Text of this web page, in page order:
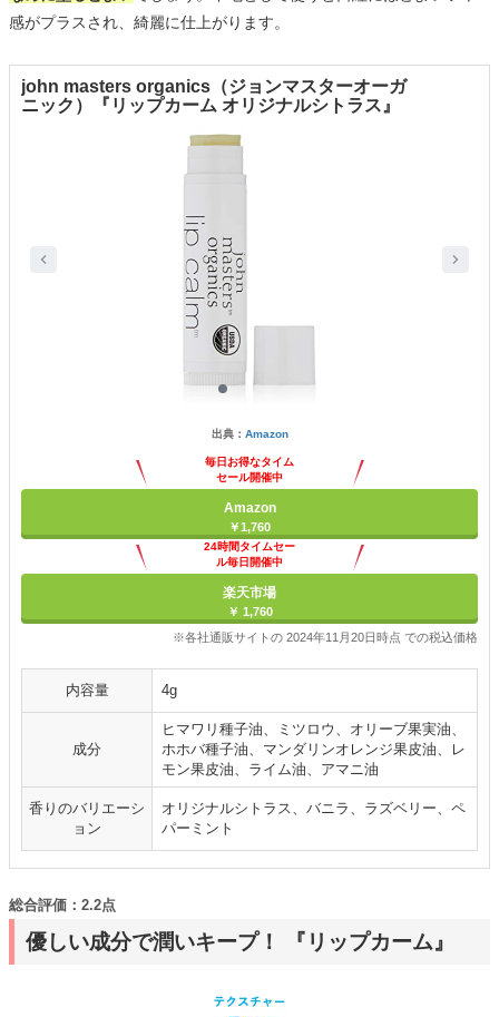
感がプラスされ、綺麗に仕上がります。
john masters organics（ジョンマスターオーガ
ニック）『リップカーム オリジナルシトラス』
出典： Amazon
毎日お得なタイム
セール開催中
Amazon
￥1,760
24時間タイムセー
ル毎日開催中
楽天市場
￥ 1,760
※各社通販サイトの 2024年11月20日時点 での税込価格
内容量 4g
成分
ヒマワリ種子油、ミツロウ、オリーブ果実油、
ホホバ種子油、マンダリンオレンジ果皮油、レ
モン果皮油、ライム油、アマニ油
香りのバリエーシ
ョン
オリジナルシトラス、バニラ、ラズベリー、ペ
パーミント
優しい成分で潤いキープ！ 『リップカーム』
総合評価：2.2点